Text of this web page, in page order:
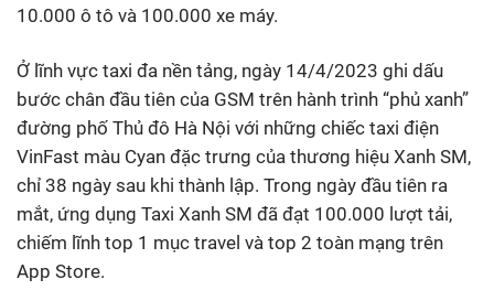
10.000 ô tô và 100.000 xe máy.
Ở lĩnh vực taxi đa nền tảng, ngày 14/4/2023 ghi dấu
bước chân đầu tiên của GSM trên hành trình “phủ xanh”
đường phố Thủ đô Hà Nội với những chiếc taxi điện
VinFast màu Cyan đặc trưng của thương hiệu Xanh SM,
chỉ 38 ngày sau khi thành lập. Trong ngày đầu tiên ra
mắt, ứng dụng Taxi Xanh SM đã đạt 100.000 lượt tải,
chiếm lĩnh top 1 mục travel và top 2 toàn mạng trên
App Store.